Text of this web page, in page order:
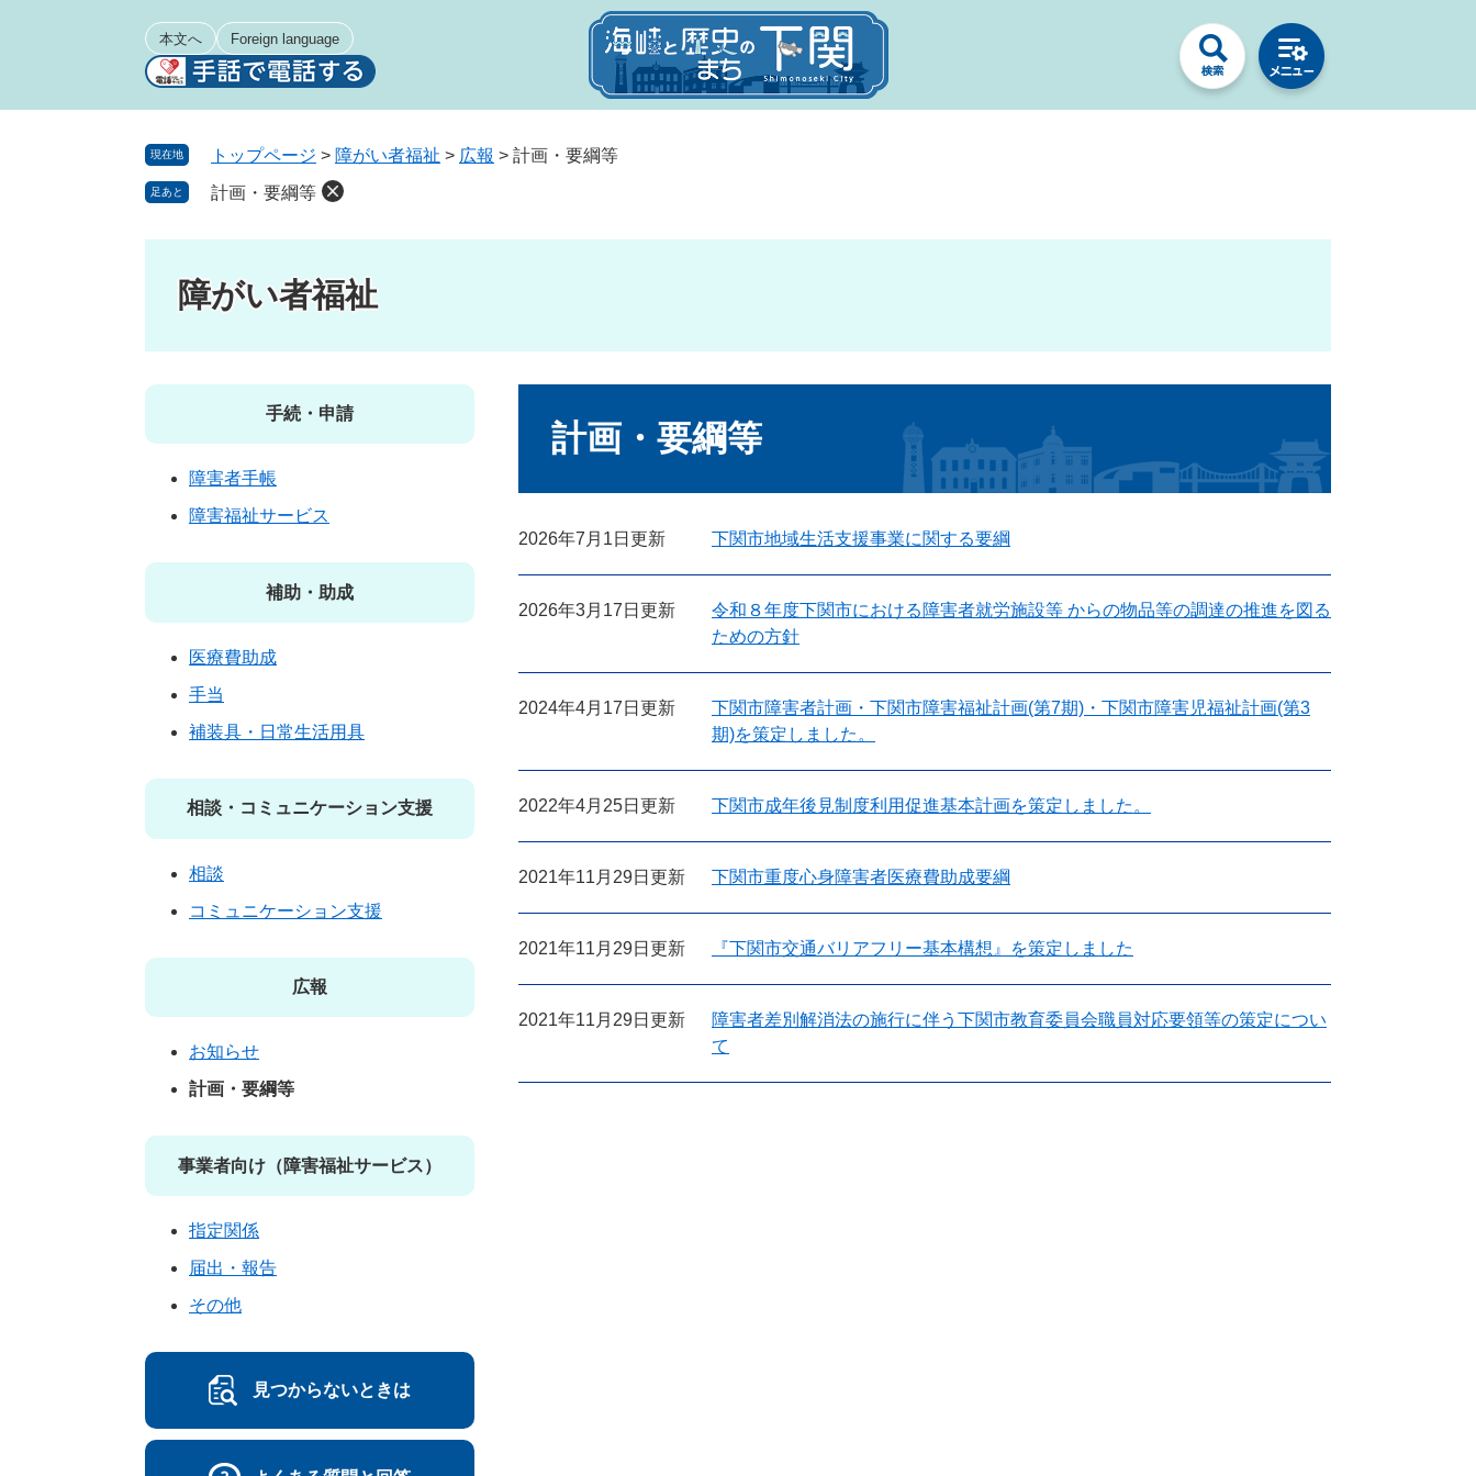
本文へ Foreign language
現在地 トップページ > 障がい者福祉 > 広報 > 計画・要綱等
足あと 計画・要綱等
障がい者福祉
計画・要綱等
2026年7月1日更新 下関市地域生活支援事業に関する要綱
2026年3月17日更新
令和８年度下関市における障害者就労施設等 からの物品等の調達の推進を図る
ための方針
2024年4月17日更新
下関市障害者計画・下関市障害福祉計画(第7期)・下関市障害児福祉計画(第3
期)を策定しました。
2022年4月25日更新 下関市成年後見制度利用促進基本計画を策定しました。
2021年11月29日更新 下関市重度心身障害者医療費助成要綱
2021年11月29日更新 『下関市交通バリアフリー基本構想』を策定しました
2021年11月29日更新
障害者差別解消法の施行に伴う下関市教育委員会職員対応要領等の策定につい
て
手続・申請
障害者手帳
障害福祉サービス
補助・助成
医療費助成
手当
補装具・日常生活用具
相談・コミュニケーション支援
相談
コミュニケーション支援
広報
お知らせ
計画・要綱等
事業者向け（障害福祉サービス）
指定関係
届出・報告
その他
見つからないときは